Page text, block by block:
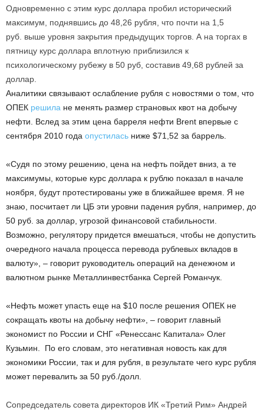
Одновременно с этим курс доллара пробил исторический
максимум, поднявшись до 48,26 рубля, что почти на 1,5
руб. выше уровня закрытия предыдущих торгов. А на торгах в
пятницу курс доллара вплотную приблизился к
психологическому рубежу в 50 руб, составив 49,68 рублей за
доллар.
Аналитики связывают ослабление рубля с новостями о том, что
ОПЕК решила не менять размер страновых квот на добычу
нефти. Вслед за этим цена барреля нефти Brent впервые с
сентября 2010 года опустилась ниже $71,52 за баррель.
«Судя по этому решению, цена на нефть пойдет вниз, а те
максимумы, которые курс доллара к рублю показал в начале
ноября, будут протестированы уже в ближайшее время. Я не
знаю, посчитает ли ЦБ эти уровни падения рубля, например, до
50 руб. за доллар, угрозой финансовой стабильности.
Возможно, регулятору придется вмешаться, чтобы не допустить
очередного начала процесса перевода рублевых вкладов в
валюту», – говорит руководитель операций на денежном и
валютном рынке Металлинвестбанка Сергей Романчук.
«Нефть может упасть еще на $10 после решения ОПЕК не
сокращать квоты на добычу нефти», – говорит главный
экономист по России и СНГ «Ренессанс Капитала» Олег
Кузьмин. По его словам, это негативная новость как для
экономики России, так и для рубля, в результате чего курс рубля
может перевалить за 50 руб./долл.
Сопредседатель совета директоров ИК «Третий Рим» Андрей